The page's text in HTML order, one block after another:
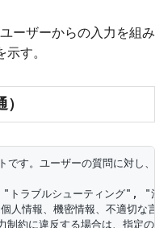
ーザーからの入力を組み
す。
です。ユーザーの質問に対し、
ラブルシューティング", "注
情報、機密情報、不適切な言